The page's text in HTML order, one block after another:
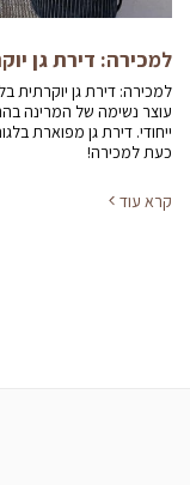
למכירה: דירת גן
למכירה: דירת גן יוקרתית
עוצר נשימה של המרינה
ייחודי. דירת גן מפוארת
כעת למכירה!
קרא עוד